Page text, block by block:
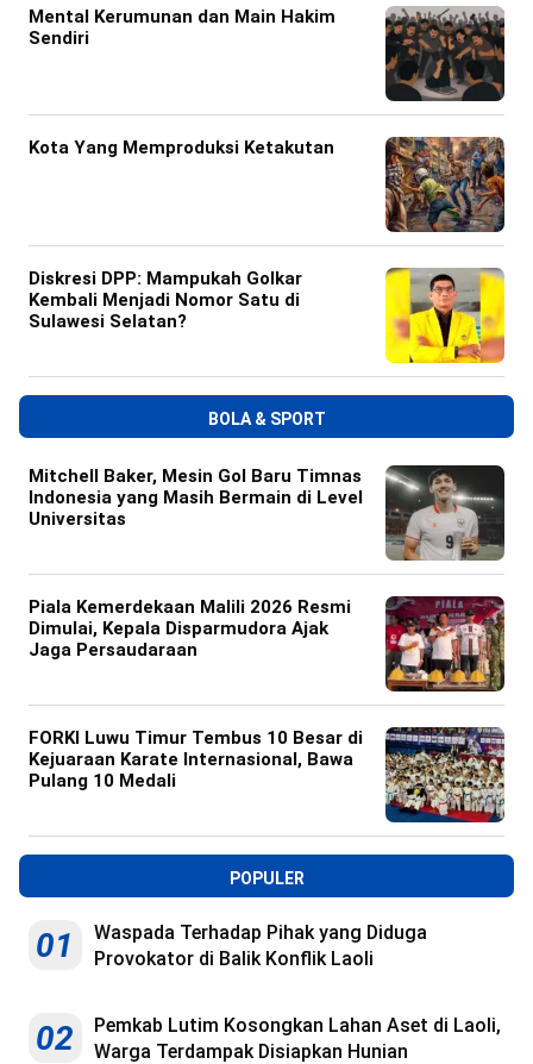
Mental Kerumunan dan Main Hakim
Sendiri
Kota Yang Memproduksi Ketakutan
Diskresi DPP: Mampukah Golkar
Kembali Menjadi Nomor Satu di
Sulawesi Selatan?
BOLA & SPORT
Mitchell Baker, Mesin Gol Baru Timnas
Indonesia yang Masih Bermain di Level
Universitas
Piala Kemerdekaan Malili 2026 Resmi
Dimulai, Kepala Disparmudora Ajak
Jaga Persaudaraan
FORKI Luwu Timur Tembus 10 Besar di
Kejuaraan Karate Internasional, Bawa
Pulang 10 Medali
POPULER
01
Waspada Terhadap Pihak yang Diduga
Provokator di Balik Konflik Laoli
02
Pemkab Lutim Kosongkan Lahan Aset di Laoli,
Warga Terdampak Disiapkan Hunian